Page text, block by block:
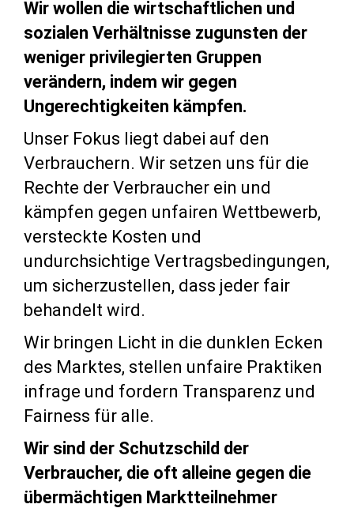
Wir wollen die wirtschaftlichen und
sozialen Verhältnisse zugunsten der
weniger privilegierten Gruppen
verändern, indem wir gegen
Ungerechtigkeiten kämpfen.
Unser Fokus liegt dabei auf den
Verbrauchern. Wir setzen uns für die
Rechte der Verbraucher ein und
kämpfen gegen unfairen Wettbewerb,
versteckte Kosten und
undurchsichtige Vertragsbedingungen,
um sicherzustellen, dass jeder fair
behandelt wird.
Wir bringen Licht in die dunklen Ecken
des Marktes, stellen unfaire Praktiken
infrage und fordern Transparenz und
Fairness für alle.
Wir sind der Schutzschild der
Verbraucher, die oft alleine gegen die
übermächtigen Marktteilnehmer